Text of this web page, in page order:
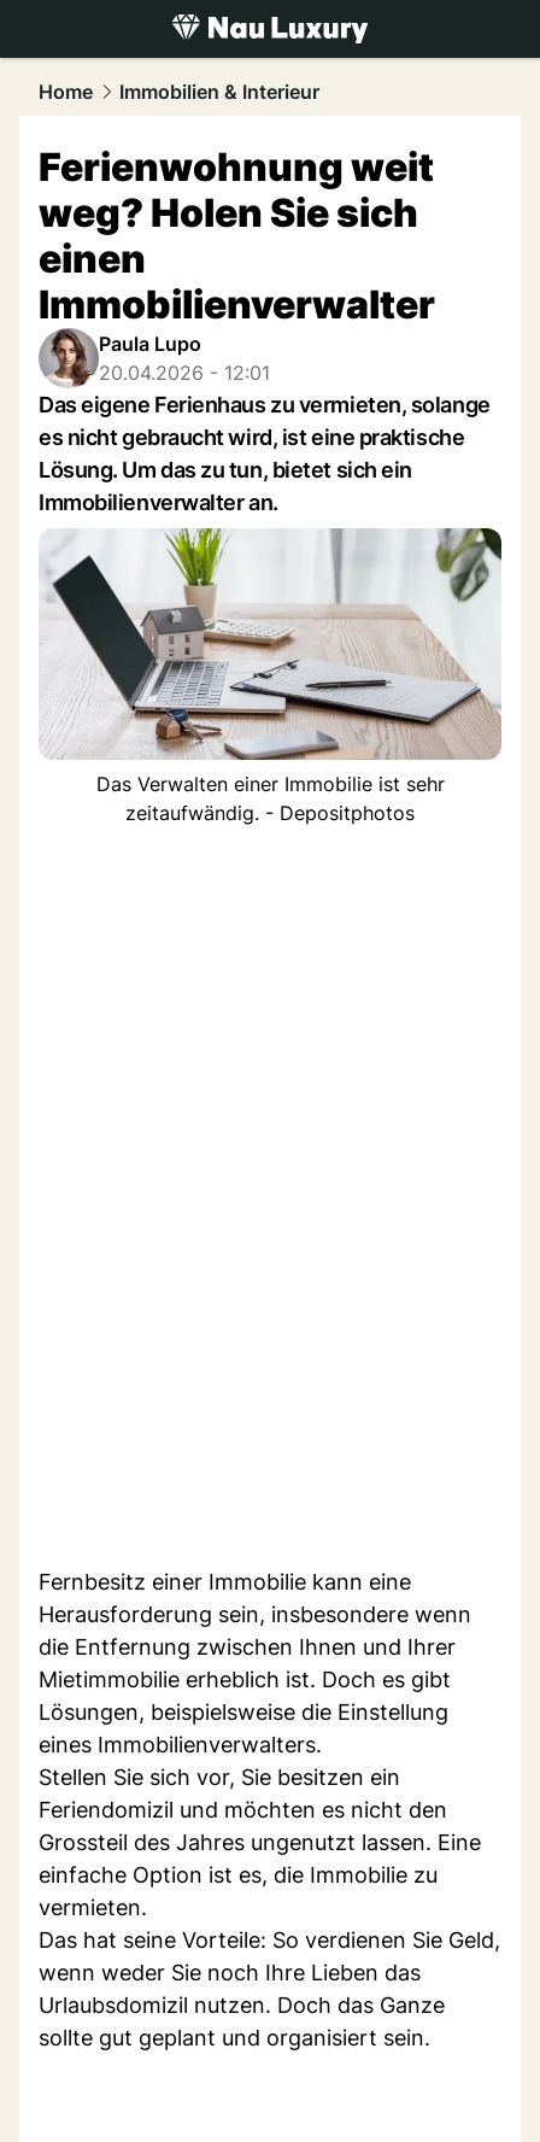
luxury.NAU.ch
Home Immobilien & Interieur
Ferienwohnung weit
weg? Holen Sie sich
einen
Immobilienverwalter
Paula Lupo
20.04.2026 - 12:01
Das eigene Ferienhaus zu vermieten, solange
es nicht gebraucht wird, ist eine praktische
Lösung. Um das zu tun, bietet sich ein
Immobilienverwalter an.
Das Verwalten einer Immobilie ist sehr
zeitaufwändig. - Depositphotos
Fernbesitz einer Immobilie kann eine
Herausforderung sein, insbesondere wenn
die Entfernung zwischen Ihnen und Ihrer
Mietimmobilie erheblich ist. Doch es gibt
Lösungen, beispielsweise die Einstellung
eines Immobilienverwalters.
Stellen Sie sich vor, Sie besitzen ein
Feriendomizil und möchten es nicht den
Grossteil des Jahres ungenutzt lassen. Eine
einfache Option ist es, die Immobilie zu
vermieten.
Das hat seine Vorteile: So verdienen Sie Geld,
wenn weder Sie noch Ihre Lieben das
Urlaubsdomizil nutzen. Doch das Ganze
sollte gut geplant und organisiert sein.